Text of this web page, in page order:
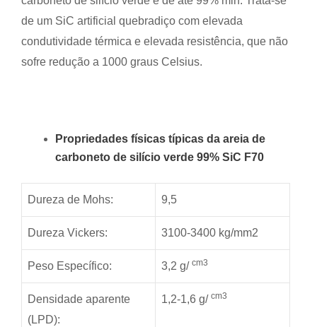
de um SiC artificial quebradiço com elevada
condutividade térmica e elevada resistência, que não
sofre redução a 1000 graus Celsius.
Propriedades físicas típicas da areia de
carboneto de silício verde 99% SiC F70
Dureza de Mohs: 9,5
Dureza Vickers: 3100-3400 kg/mm2
Peso Específico: 3,2 g/ cm3
Densidade aparente
(LPD):
1,2-1,6 g/ cm3